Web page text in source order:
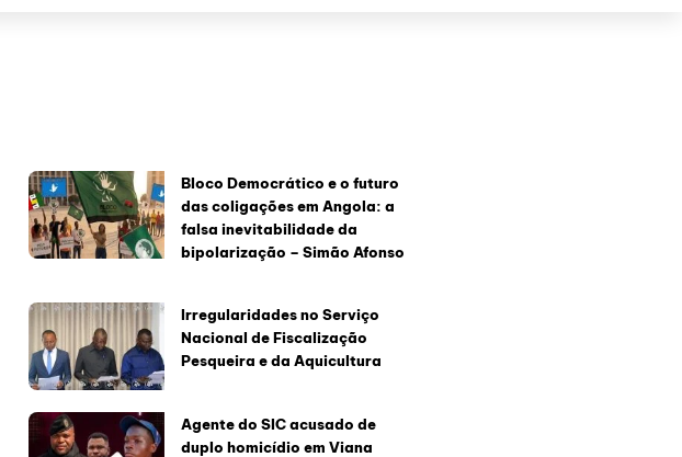
Bloco Democrático e o futuro
das coligações em Angola: a
falsa inevitabilidade da
bipolarização – Simão Afonso
Irregularidades no Serviço
Nacional de Fiscalização
Pesqueira e da Aquicultura
Agente do SIC acusado de
duplo homicídio em Viana